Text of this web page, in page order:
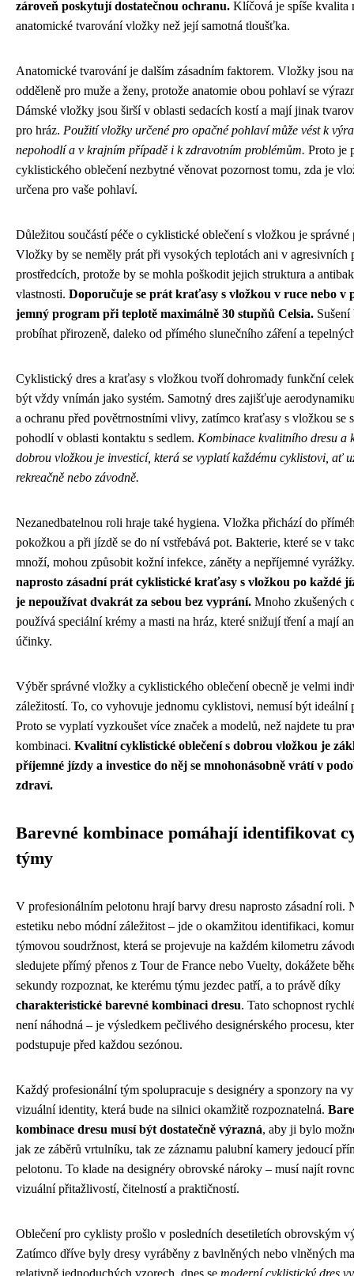
zároveň poskytují dostatečnou ochranu. Klíčová je spíše kvalita
anatomické tvarování vložky než její samotná tloušťka.
Anatomické tvarování je dalším zásadním faktorem. Vložky jsou
odděleně pro muže a ženy, protože anatomie obou pohlaví se
Dámské vložky jsou širší v oblasti sedacích kostí a mají jinak
pro hráz. Použití vložky určené pro opačné pohlaví může vést k
nepohodlí a v krajním případě i k zdravotním problémům. Proto je
cyklistického oblečení nezbytné věnovat pozornost tomu, zda je
určena pro vaše pohlaví.
Důležitou součástí péče o cyklistické oblečení s vložkou je správné
Vložky by se neměly prát při vysokých teplotách ani v agresivních
prostředcích, protože by se mohla poškodit jejich struktura a
vlastnosti. Doporučuje se prát kraťasy s vložkou v ruce nebo v
jemný program při teplotě maximálně 30 stupňů Celsia.
probíhat přirozeně, daleko od přímého slunečního záření a
Cyklistický dres a kraťasy s vložkou tvoří dohromady funkční
být vždy vnímán jako systém. Samotný dres zajišťuje
a ochranu před povětrnostními vlivy, zatímco kraťasy s vložkou se
pohodlí v oblasti kontaktu s sedlem. Kombinace kvalitního dresu a
dobrou vložkou je investicí, která se vyplatí každému cyklistovi, ať
rekreačně nebo závodně.
Nezanedbatelnou roli hraje také hygiena. Vložka přichází do
pokožkou a při jízdě se do ní vstřebává pot. Bakterie, které se v
množí, mohou způsobit kožní infekce, záněty a nepříjemné
naprosto zásadní prát cyklistické kraťasy s vložkou po každé
je nepoužívat dvakrát za sebou bez vyprání. Mnoho zkušených
používá speciální krémy a masti na hráz, které snižují tření a mají
účinky.
Výběr správné vložky a cyklistického oblečení obecně je velmi
záležitostí. To, co vyhovuje jednomu cyklistovi, nemusí být ideální
Proto se vyplatí vyzkoušet více značek a modelů, než najdete tu
kombinaci. Kvalitní cyklistické oblečení s dobrou vložkou je
příjemné jízdy a investice do něj se mnohonásobně vrátí v
zdraví.
Barevné kombinace pomáhají identifikovat
týmy
V profesionálním pelotonu hrají barvy dresu naprosto zásadní roli.
estetiku nebo módní záležitost – jde o okamžitou identifikaci,
týmovou soudržnost, která se projevuje na každém kilometru
sledujete přímý přenos z Tour de France nebo Vuelty, dokážete
sekundy rozpoznat, ke kterému týmu jezdec patří, a to právě díky
charakteristické barevné kombinaci dresu. Tato schopnost
není náhodná – je výsledkem pečlivého designérského procesu,
podstupuje před každou sezónou.
Každý profesionální tým spolupracuje s designéry a sponzory na
vizuální identity, která bude na silnici okamžitě rozpoznatelná.
kombinace dresu musí být dostatečně výrazná, aby ji bylo
jak ze záběrů vrtulníku, tak ze záznamu palubní kamery jedoucí
pelotonu. To klade na designéry obrovské nároky – musí najít
vizuální přitažlivostí, čitelností a praktičností.
Oblečení pro cyklisty prošlo v posledních desetiletích obrovským
Zatímco dříve byly dresy vyráběny z bavlněných nebo vlněných
relativně jednoduchých vzorech, dnes se moderní cyklistický dres